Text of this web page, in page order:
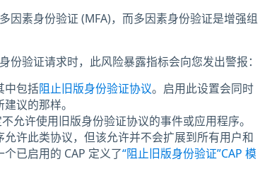
因素身份验证 (MFA)，而多因素身份验证是增强组
验证请求时，此风险暴露指标会向您发出警报：
中包括阻止旧版身份验证协议。启用此设置会同时
议的那样。
允许使用旧版身份验证协议的事件或应用程序。
许此类协议，但该允许并不会扩展到所有用户和
已启用的 CAP 定义了“阻止旧版身份验证”CAP 模